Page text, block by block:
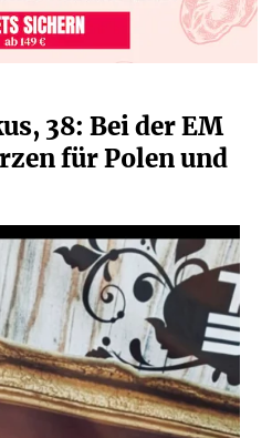
38: Bei der EM
für Polen und